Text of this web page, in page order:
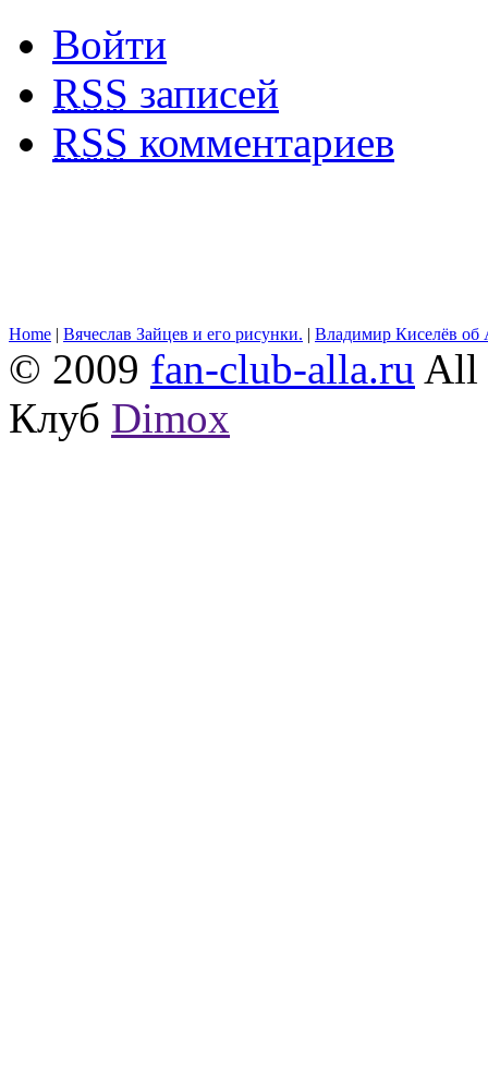
Войти
RSS записей
RSS комментариев
Home | Вячеслав Зайцев и его рисунки. | Владимир Киселёв об
© 2009 fan-club-alla.ru All
Клуб Dimox